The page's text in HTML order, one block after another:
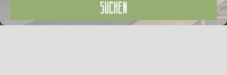
SUCHEN